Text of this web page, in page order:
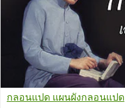
กลอนแปด แผนผังกลอนแปด